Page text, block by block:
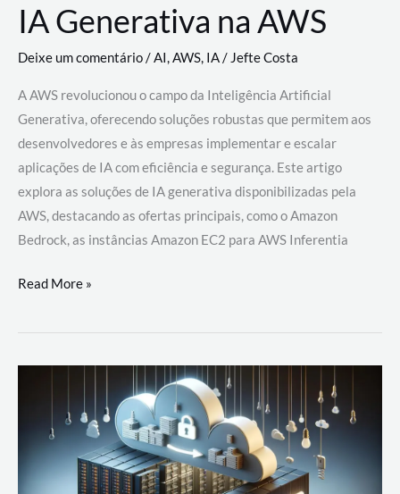
IA Generativa na AWS
Deixe um comentário/AI,AWS, IA/Jefte Costa
A AWS revolucionou o campo da Inteligência Artificial
Generativa, oferecendo soluções robustas que permitem aos
desenvolvedores e às empresas implementar e escalar
aplicações de IA com eficiência e segurança. Este artigo
explora as soluções de IA generativa disponibilizadas pela
AWS, destacando as ofertas principais, como o Amazon
Bedrock, as instâncias Amazon EC2 para AWS Inferentia
Utilizando
Soluções
AWS
Read More »